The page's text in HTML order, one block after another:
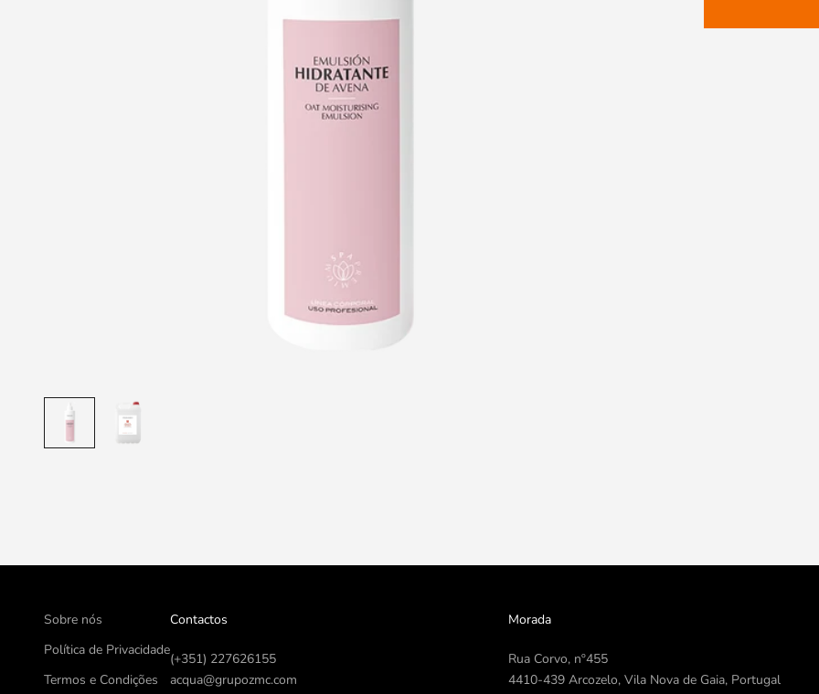
Sobre nós
Política de Privacidade
Termos e Condições
Contactos
(+351) 227626155
acqua@grupozmc.com
Morada
Rua Corvo, nº455
4410-439 Arcozelo, Vila Nova de Gaia, Portugal